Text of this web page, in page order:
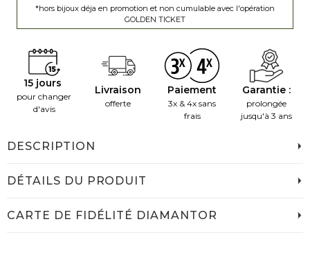
*hors bijoux déja en promotion et non cumulable avec l'opération
GOLDEN TICKET
15 jours
pour changer
d'avis
Livraison
offerte
Paiement
3x & 4x sans
frais
Garantie :
prolongée
jusqu'à 3 ans
DESCRIPTION
DÉTAILS DU PRODUIT
CARTE DE FIDÉLITÉ DIAMANTOR